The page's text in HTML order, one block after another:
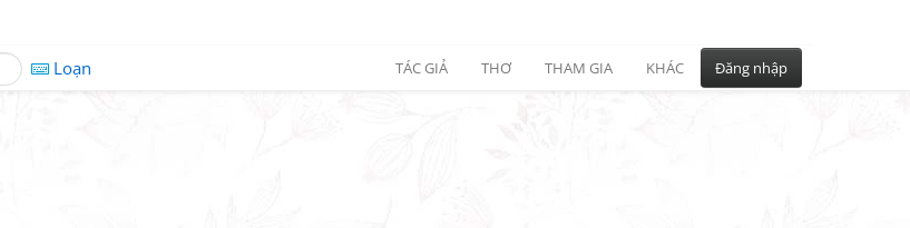
Loạn TÁC GIẢ THƠ THAM GIA KHÁC Đăng nhập